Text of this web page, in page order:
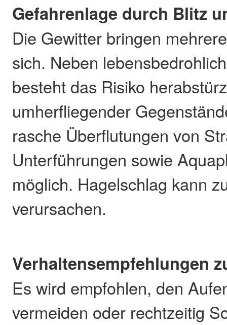
Gefahrenlage durch Blitz
Die Gewitter bringen
sich. Neben
besteht das Risiko
umherfliegender
rasche Überflutungen von
Unterführungen sowie
möglich. Hagelschlag kann
verursachen.
Verhaltensempfehlungen
Es wird empfohlen, den
vermeiden oder rechtzeitig